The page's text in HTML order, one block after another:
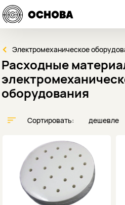
Электромеханическое
Расходные
оборудования
Сортировать: дешевле